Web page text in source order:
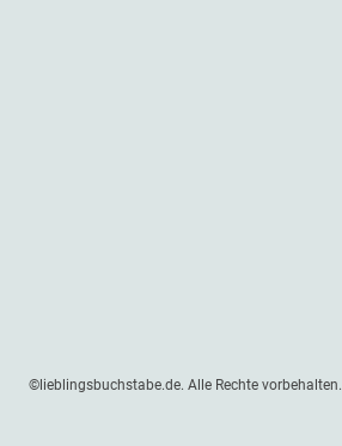
©lieblingsbuchstabe.de. Alle Rechte vorbehalten.